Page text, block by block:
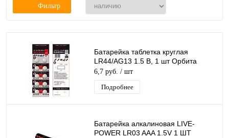
Фильтр
Батарейка таблетка круглая
LR44/AG13 1.5 В, 1 шт Орбита
6,7 руб. / шт
Подробнее
Батарейка алкалиновая LIVE-
POWER LR03 AAA 1.5V 1 ШТ